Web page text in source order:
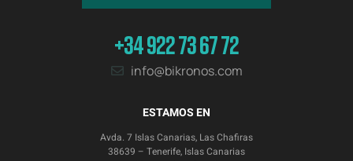
+34 922 73 67 72
info@bikronos.com
ESTAMOS EN
Avda. 7 Islas Canarias, Las Chafiras
38639 – Tenerife, Islas Canarias